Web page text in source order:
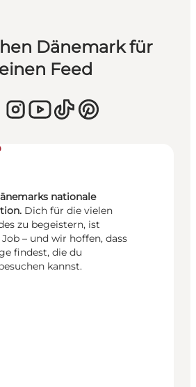
Dänemark für
Feed
nationale
Dich für die vielen
zu begeistern, ist
– und wir hoffen, dass
findest, die du
kannst.